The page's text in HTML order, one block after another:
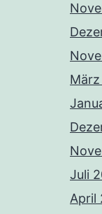
März
Juli
April